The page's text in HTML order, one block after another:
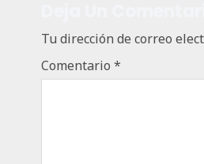
Tu dirección de correo
Comentario *